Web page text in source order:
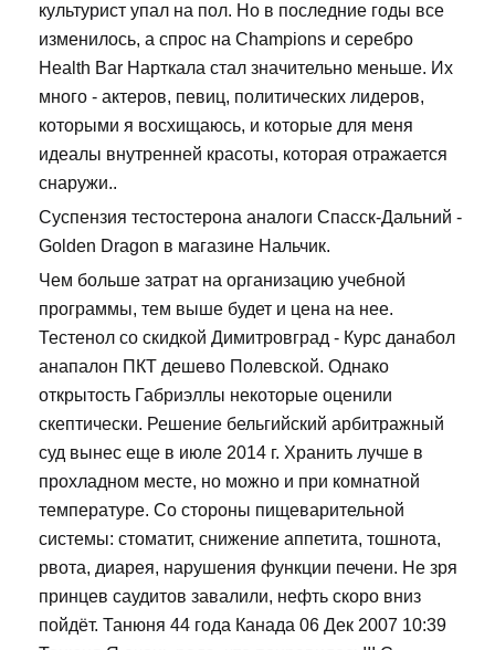
культурист упал на пол. Но в последние годы все
изменилось, а спрос на Champions и серебро
Health Bar Нарткала стал значительно меньше. Их
много - актеров, певиц, политических лидеров,
которыми я восхищаюсь, и которые для меня
идеалы внутренней красоты, которая отражается
снаружи..
Суспензия тестостерона аналоги Спасск-Дальний -
Golden Dragon в магазине Нальчик.
Чем больше затрат на организацию учебной
программы, тем выше будет и цена на нее.
Тестенол со скидкой Димитровград - Курс данабол
анапалон ПКТ дешево Полевской. Однако
открытость Габриэллы некоторые оценили
скептически. Решение бельгийский арбитражный
суд вынес еще в июле 2014 г. Хранить лучше в
прохладном месте, но можно и при комнатной
температуре. Со стороны пищеварительной
системы: стоматит, снижение аппетита, тошнота,
рвота, диарея, нарушения функции печени. Не зря
принцев саудитов завалили, нефть скоро вниз
пойдёт. Танюня 44 года Канада 06 Дек 2007 10:39